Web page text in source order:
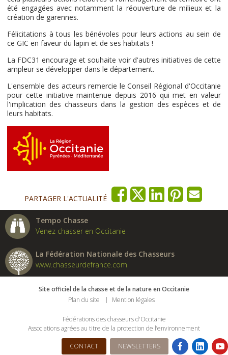
été engagées avec notamment la réouverture de milieux et la
création de garennes.
Félicitations à tous les bénévoles pour leurs actions au sein de
ce GIC en faveur du lapin et de ses habitats !
La FDC31 encourage et souhaite voir d'autres initiatives de cette
ampleur se développer dans le département.
L'ensemble des acteurs remercie le Conseil Régional d'Occitanie
pour cette initiative maintenue depuis 2016 qui met en valeur
l'implication des chasseurs dans la gestion des espèces et de
leurs habitats.
PARTAGER L'ACTUALITÉ
Tempo Chasse
Venez chasser en Occitanie
La Fédération Nationale des Chasseurs
www.chasseurdefrance.com
Site officiel de la chasse et de la nature en Occitanie
Plan du site
Mention légales
Fédérations des chasseurs d'Occitanie
Associations agrées au titre de la protection de l’environnement
CONTACT NEWSLETTERS